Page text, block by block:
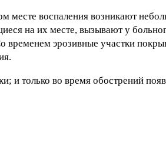
месте воспаления возникают
на их месте, вызывают у
временем эрозивные участки
и только во время обострений